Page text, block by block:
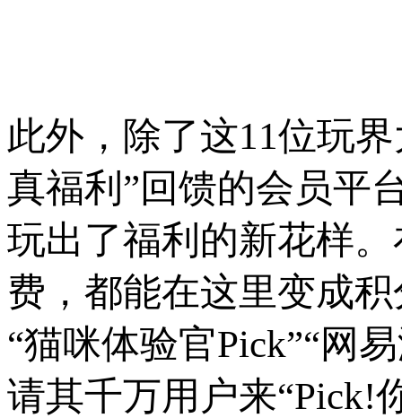
此外，除了这11位玩
真福利”回馈的会员
玩出了福利的新花样
费，都能在这里变成
“猫咪体验官Pick”“网
请其千万用户来“Pick!